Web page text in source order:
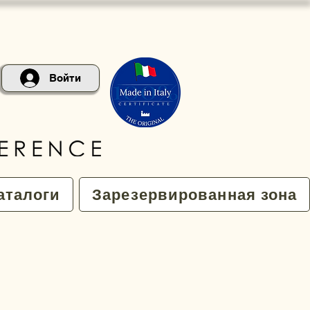
Войти
Зарезервированная зона